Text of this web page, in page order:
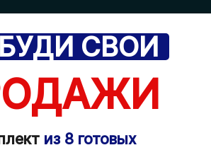
СВОИ
из 8 готовых